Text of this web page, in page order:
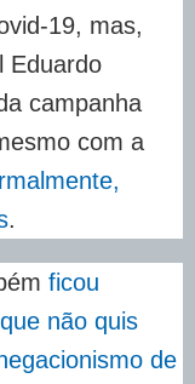
19, mas,
Eduardo
campanha
com a
.
ficou
não quis
de